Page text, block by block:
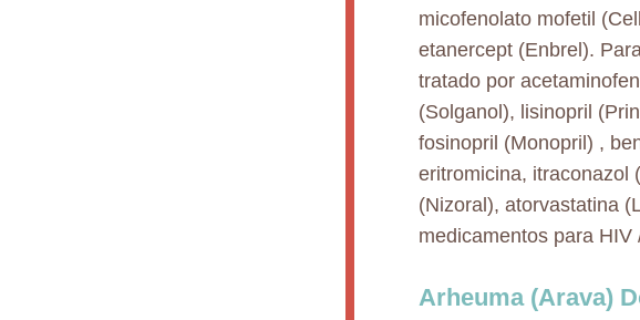
micofenolato mofetil
etanercept (Enbrel).
tratado por
(Solganol), lisinopril
fosinopril (Monopril) ,
eritromicina, itraconazol
(Nizoral), atorvastatina
medicamentos para
Arheuma (Arava)